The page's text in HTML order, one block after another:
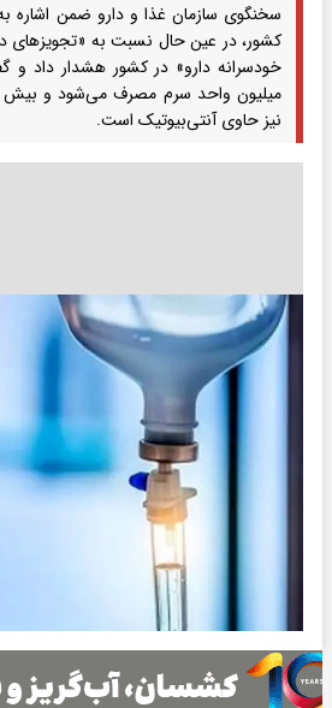
سخنگوی سازمان غذا و دارو ضمن اشاره
کشور، در عین حال نسبت به «تجویزهای
میلیون واحد سرم مصرف می‌شود و
نیز حاوی آنتی‌بیوتیک است.